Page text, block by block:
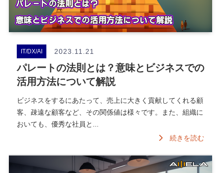
IT/DX/AI 2023.11.21
パレートの法則とは？意味とビジネスでの
活用方法について解説
ビジネスをするにあたって、売上に大きく貢献してくれる顧
客、疎遠な顧客など、その関係値は様々です。また、組織に
おいても、優秀な社員と...
続きを読む